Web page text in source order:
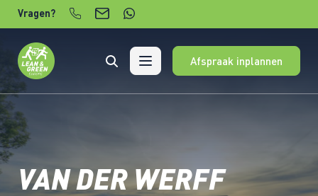
Verder naar content
Vragen?
Afspraak inplannen
VAN DER WERFF